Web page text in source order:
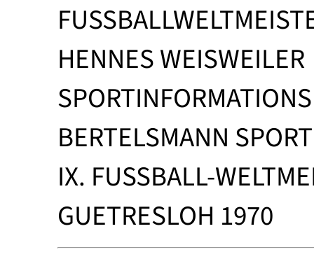
HENNES WEISWEILER
BERTELSMANN
IX. FUSSBALL-
GUETRESLOH 1970